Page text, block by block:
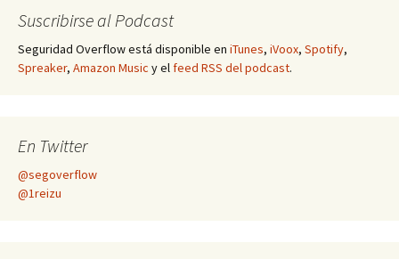
Suscribirse al Podcast
Seguridad Overflow está disponible en iTunes, iVoox, Spotify,
Spreaker, Amazon Music y el feed RSS del podcast.
En Twitter
@segoverflow
@1reizu